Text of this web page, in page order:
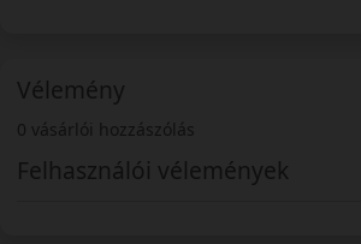
Vélemény
0 vásárlói hozzászólás
Felhasználói vélemények